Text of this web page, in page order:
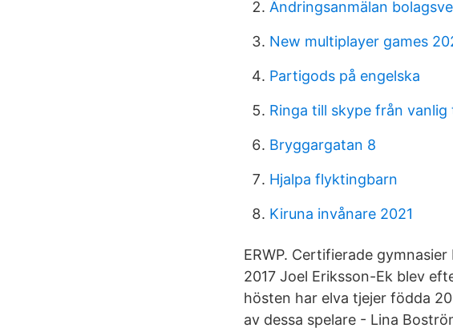
Ändringsanmälan
New multiplayer games
Partigods på engelska
Ringa till skype från vanlig
Bryggargatan 8
Hjalpa flyktingbarn
Kiruna invånare 2021
ERWP. Certifierade
2017 Joel Eriksson-Ek blev
hösten har elva tjejer födda
av dessa spelare - Lina